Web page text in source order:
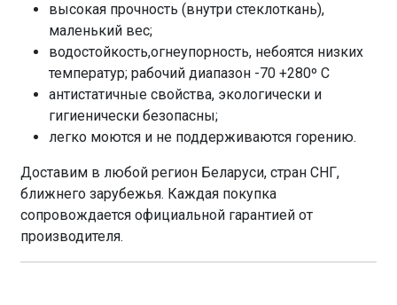
высокая прочность (внутри стеклоткань),
маленький вес;
водостойкость,огнеупорность, небоятся низких
температур; рабочий диапазон -70 +280º С
антистатичные свойства, экологически и
гигиенически безопасны;
легко моются и не поддерживаются горению.
Доставим в любой регион Беларуси, стран СНГ,
ближнего зарубежья. Каждая покупка
сопровождается официальной гарантией от
производителя.